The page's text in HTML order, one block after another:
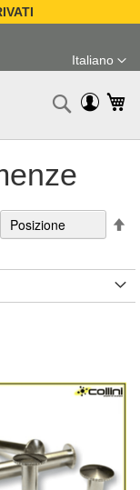
Lingua
Italiano